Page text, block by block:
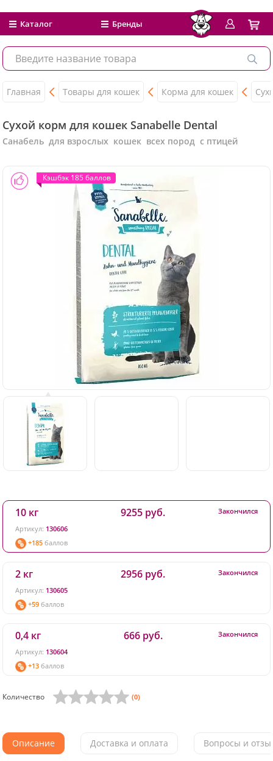
Каталог Бренды
Главная Товары для кошек Корма для кошек
Сухой корм для кошек Sanabelle Dental
Санабель для взрослых кошек всех пород с птицей
Кэшбэк 185 баллов
10 кг
Артикул: 130606
+185 баллов
9255 руб. Закончился
2 кг
Артикул: 130605
+59 баллов
2956 руб. Закончился
0,4 кг
Артикул: 130604
+13 баллов
666 руб. Закончился
Количество (0)
Описание Доставка и оплата Вопросы и